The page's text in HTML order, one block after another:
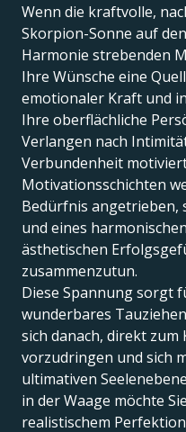
Wenn die kraftvolle,
Skorpion-Sonne auf
Harmonie strebenden
Ihre Wünsche eine
emotionaler Kraft und
Ihre oberflächliche
Verlangen nach
Verbundenheit
Motivationsschichten
Bedürfnis angetrieben,
und eines
ästhetischen
zusammenzutun.
Diese Spannung sorgt
wunderbares
sich danach, direkt zum
vorzudringen und sich
ultimativen
in der Waage möchte
realistischem